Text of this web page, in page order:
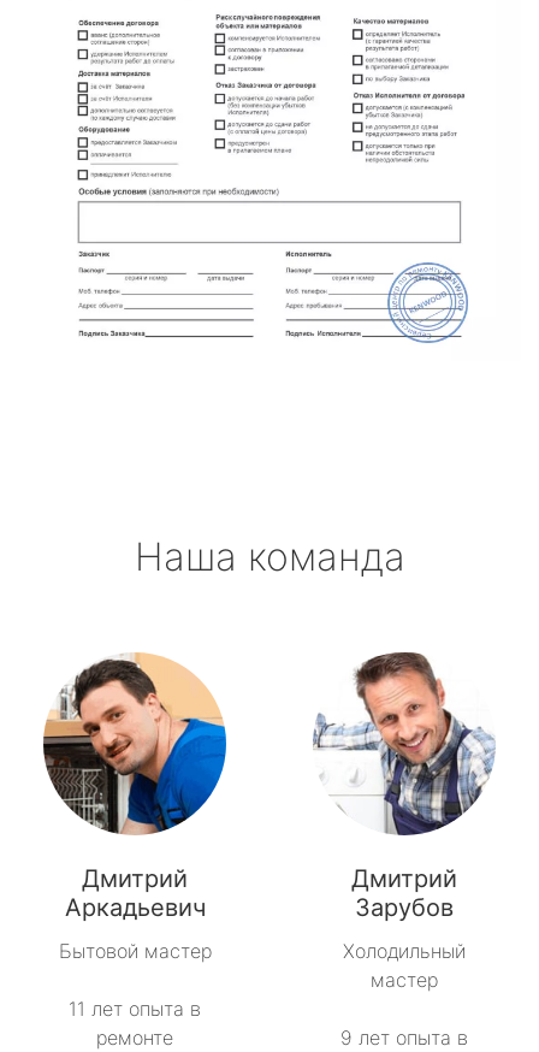
Наша команда
Дмитрий
Аркадьевич
Бытовой мастер
11 лет опыта в
ремонте
Дмитрий
Зарубов
Холодильный
мастер
9 лет опыта в